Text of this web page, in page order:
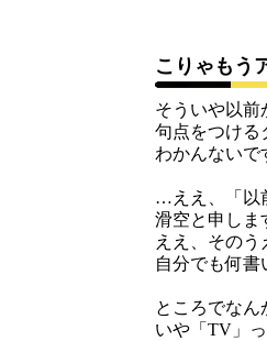
こりゃも
そういや以前
句点をつける
わかんないで
…ええ、「以
滑空と申しま
ええ、その
自分でも何
ところでなん
いや「TV」